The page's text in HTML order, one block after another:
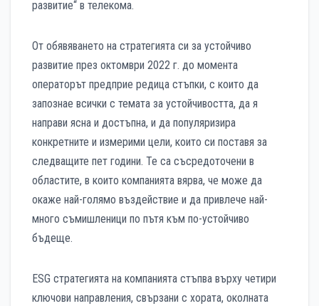
развитие“ в телекома.
От обявяването на стратегията си за устойчиво
развитие през октомври 2022 г. до момента
операторът предприе редица стъпки, с които да
запознае всички с темата за устойчивостта, да я
направи ясна и достъпна, и да популяризира
конкретните и измерими цели, които си поставя за
следващите пет години. Те са съсредоточени в
областите, в които компанията вярва, че може да
окаже най-голямо въздействие и да привлече най-
много съмишленици по пътя към по-устойчиво
бъдеще.
ESG стратегията на компанията стъпва върху четири
ключови направления, свързани с хората, околната